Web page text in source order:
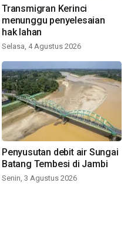
Transmigran Kerinci
menunggu penyelesaian
hak lahan
Selasa, 4 Agustus 2026
Penyusutan debit air Sungai
Batang Tembesi di Jambi
Senin, 3 Agustus 2026